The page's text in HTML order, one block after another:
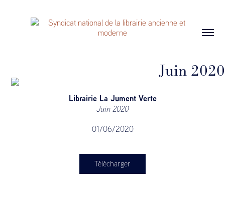
Juin 2020
Librairie La Jument Verte
Juin 2020
01/06/2020
Télécharger